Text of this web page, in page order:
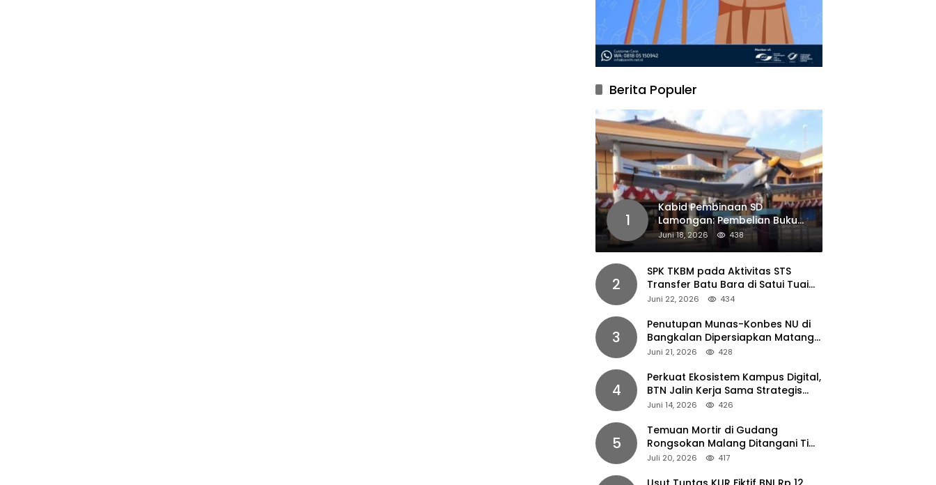
Berita Populer
1
Kabid Pembinaan SD
Lamongan: Pembelian Buku
Pendamping Tidak Boleh
Dipaksakan
Juni 18, 2026 438
2
SPK TKBM pada Aktivitas STS
Transfer Batu Bara di Satui Tuai
Sorotan
Juni 22, 2026 434
3
Penutupan Munas-Konbes NU di
Bangkalan Dipersiapkan Matang,
Gus Ipul Turun Tangan
Juni 21, 2026 428
4
Perkuat Ekosistem Kampus Digital,
BTN Jalin Kerja Sama Strategis
dengan UNAIR
Juni 14, 2026 426
5
Temuan Mortir di Gudang
Rongsokan Malang Ditangani Tim
Gegana Polda Jatim
Juli 20, 2026 417